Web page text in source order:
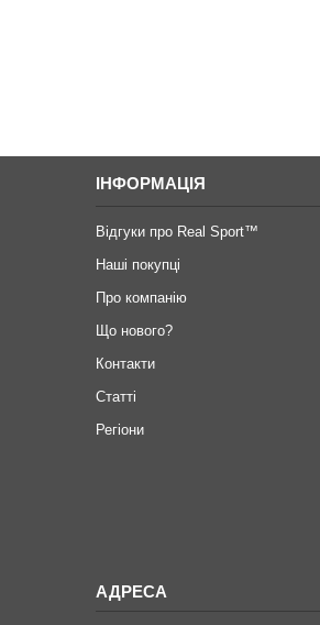
ІНФОРМАЦІЯ
Відгуки про Real Sport™
Наші покупці
Про компанію
Що нового?
Контакти
Статті
Регіони